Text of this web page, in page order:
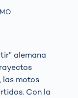
alemana
las motos
Con la